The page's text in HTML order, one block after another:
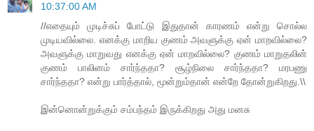
10:37:00 AM
//எதையும் முடிச்சுப் போட்டு இதுதான் காரணம் என்று சொல்ல
முடியவில்லை. எனக்கு மாறிய குணம் அவளுக்கு ஏன் மாறவில்லை?
அவளுக்கு மாறுவது எனக்கு ஏன் மாறவில்லை? குணம் மாறுதலின்
குணம் பாலினம் சார்ந்ததா? சூழ்நிலை சார்ந்ததா? மரபணு
சார்ந்ததா? என்று பார்த்தால், மூன்றும்தான் என்றே தோன்றுகிறது.\\
இன்னொன்றுக்கும் சம்பந்தம் இருக்கிறது அது மனசு